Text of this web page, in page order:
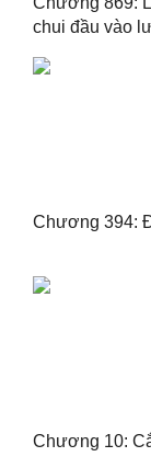
chui đầu vào
Chương 394:
Chương 10: